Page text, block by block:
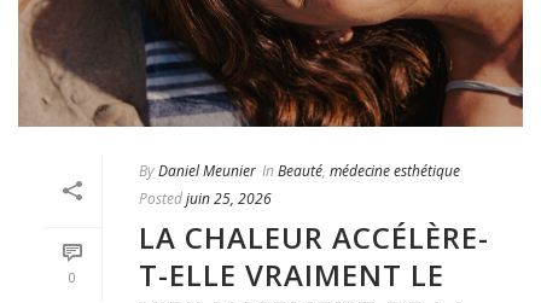
0
ByDaniel Meunier In Beauté, médecine esthétique
Postedjuin 25, 2026
LA CHALEUR ACCÉLÈRE-
T-ELLE VRAIMENT LE